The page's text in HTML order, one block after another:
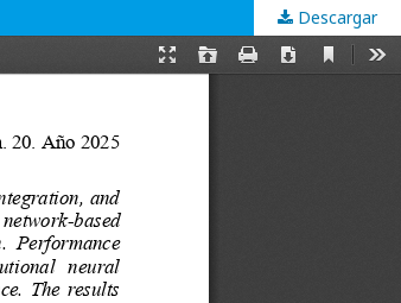
Descargar